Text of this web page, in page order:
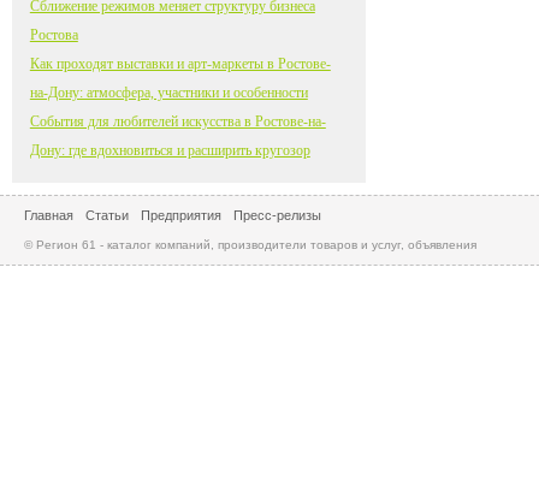
Сближение режимов меняет структуру бизнеса
Ростова
Как проходят выставки и арт-маркеты в Ростове-
на-Дону: атмосфера, участники и особенности
События для любителей искусства в Ростове-на-
Дону: где вдохновиться и расширить кругозор
Главная Статьи Предприятия Пресс-релизы
© Регион 61 - каталог компаний, производители товаров и услуг, объявления